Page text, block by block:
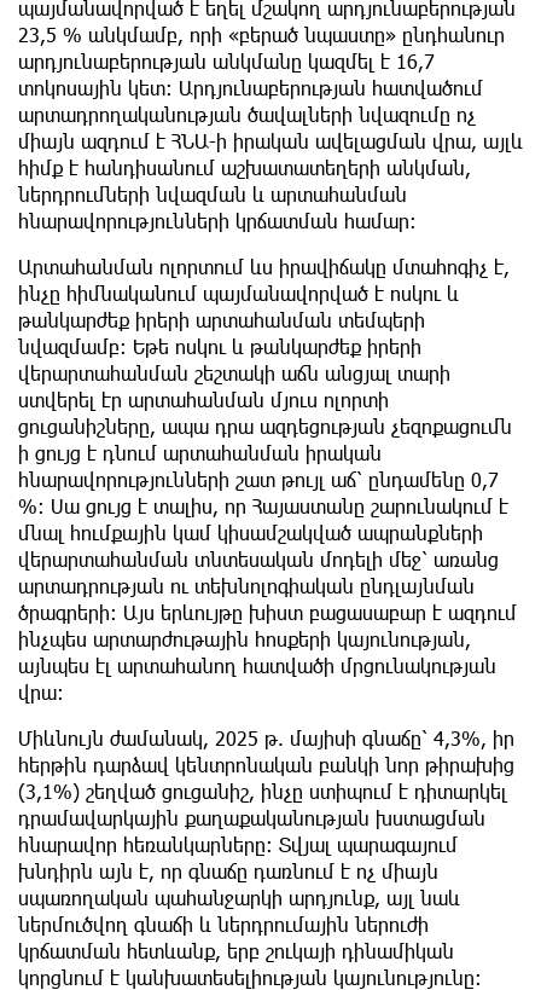
պայմանավորված է եղել մշակող արդյունաբերության
23,5 % անկմամբ, որի «բերած նպաստը» ընդհանուր
արդյունաբերության անկմանը կազմել է 16,7
տոկոսային կետ։ Արդյունաբերության հատվածում
արտադրողականության ծավալների նվազումը ոչ
միայն ազդում է ՀՆԱ-ի իրական ավելացման վրա, այլև
հիմք է հանդիսանում աշխատատեղերի անկման,
ներդրումների նվազման և արտահանման
հնարավորությունների կրճատման համար։
Արտահանման ոլորտում ևս իրավիճակը մտահոգիչ է,
ինչը հիմնականում պայմանավորված է ոսկու և
թանկարժեք իրերի արտահանման տեմպերի
նվազմամբ։ Եթե ոսկու և թանկարժեք իրերի
վերարտահանման շեշտակի աճն անցյալ տարի
ստվերել էր արտահանման մյուս ոլորտի
ցուցանիշները, ապա դրա ազդեցության չեզոքացումն
ի ցույց է դնում արտահանման իրական
հնարավորությունների շատ թույլ աճ՝ ընդամենը 0,7
%։ Սա ցույց է տալիս, որ Հայաստանը շարունակում է
մնալ հումքային կամ կիսամշակված ապրանքների
վերարտահանման տնտեսական մոդելի մեջ՝ առանց
արտադրության ու տեխնոլոգիական ընդլայնման
ծրագրերի։ Այս երևույթը խիստ բացասաբար է ազդում
ինչպես արտարժութային հոսքերի կայունության,
այնպես էլ արտահանող հատվածի մրցունակության
վրա։
Միևնույն ժամանակ, 2025 թ. մայիսի գնաճը՝ 4,3%, իր
հերթին դարձավ կենտրոնական բանկի նոր թիրախից
(3,1%) շեղված ցուցանիշ, ինչը ստիպում է դիտարկել
դրամավարկային քաղաքականության խստացման
հնարավոր հեռանկարները։ Տվյալ պարագայում
խնդիրն այն է, որ գնաճը դառնում է ոչ միայն
սպառողական պահանջարկի արդյունք, այլ նաև
ներմուծվող գնաճի և ներդրումային ներուժի
կրճատման հետևանք, երբ շուկայի դինամիկան
կորցնում է կանխատեսելիության կայունությունը։